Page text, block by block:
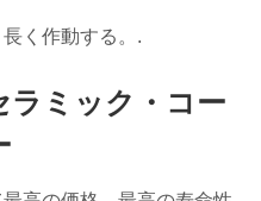
く作動する。.
ラミック・コー